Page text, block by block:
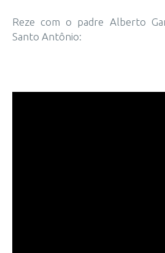
Reze com o padre Alberto
Santo Antônio: